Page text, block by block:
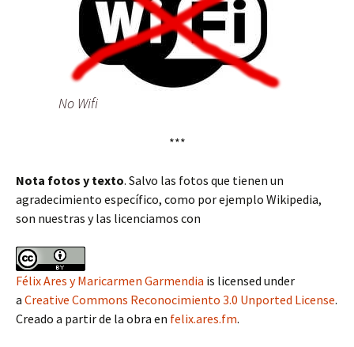
No Wifi
***
Nota fotos y texto. Salvo las fotos que tienen un
agradecimiento específico, como por ejemplo Wikipedia,
son nuestras y las licenciamos con
Félix Ares y Maricarmen Garmendia is licensed under
a Creative Commons Reconocimiento 3.0 Unported License.
Creado a partir de la obra en felix.ares.fm.